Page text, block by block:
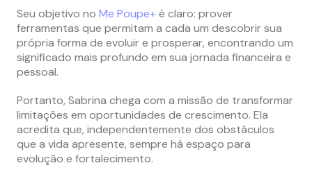
Seu objetivo no Me Poupe+ é claro: prover
ferramentas que permitam a cada um descobrir sua
própria forma de evoluir e prosperar, encontrando um
significado mais profundo em sua jornada financeira e
pessoal.
Portanto, Sabrina chega com a missão de transformar
limitações em oportunidades de crescimento. Ela
acredita que, independentemente dos obstáculos
que a vida apresente, sempre há espaço para
evolução e fortalecimento.